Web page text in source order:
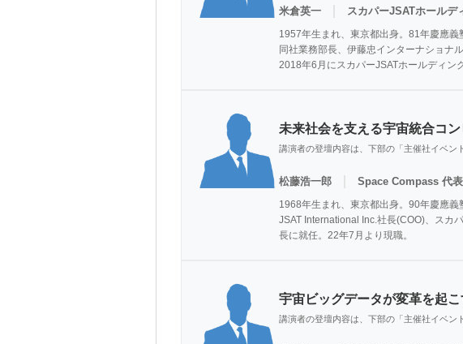
米倉英一 スカパーJSATホールデ
1957年生まれ、東京都出身。81年慶應義
同社業務部長、伊藤忠インターナショナ
2018年6月にスカパーJSATホールディン
未来社会を支える宇宙統合コ
講演者の登壇内容は、下部の「主催社イベン
松藤浩一郎 Space Compass 代
1968年生まれ、東京都出身。90年慶應義
JSAT International Inc.社長(COO)、スカ
長に就任。22年7月より現職。
宇宙ビッグデータが変革を起
講演者の登壇内容は、下部の「主催社イベン